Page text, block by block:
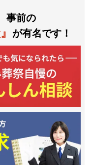
事前の
が有名です！